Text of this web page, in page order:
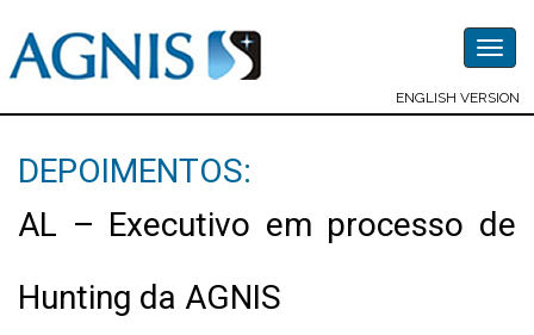
ENGLISH VERSION
DEPOIMENTOS:
AL – Executivo em processo de
Hunting da AGNIS